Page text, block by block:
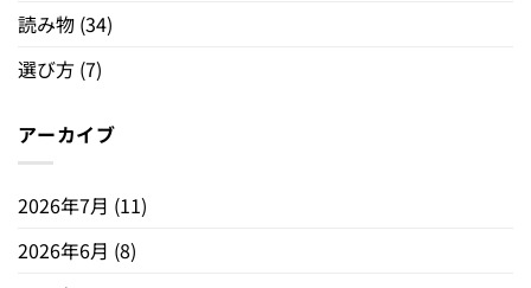
読み物 (34)
選び方 (7)
アーカイブ
2026年7月 (11)
2026年6月 (8)